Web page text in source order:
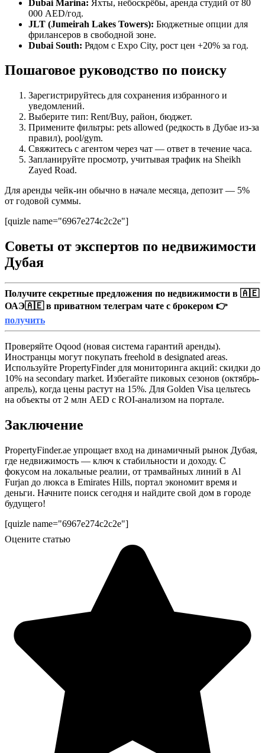
Dubai Marina: Яхты, небоскрёбы, аренда студий от 80
000 AED/год.
JLT (Jumeirah Lakes Towers): Бюджетные опции для
фрилансеров в свободной зоне.
Dubai South: Рядом с Expo City, рост цен +20% за год.
Пошаговое руководство по поиску
Зарегистрируйтесь для сохранения избранного и
уведомлений.
Выберите тип: Rent/Buy, район, бюджет.
Примените фильтры: pets allowed (редкость в Дубае из-за
правил), pool/gym.
Свяжитесь с агентом через чат — ответ в течение часа.
Запланируйте просмотр, учитывая трафик на Sheikh
Zayed Road.
Для аренды чейк-ин обычно в начале месяца, депозит — 5%
от годовой суммы.
[quizle name="6967e274c2c2e"]
Советы от экспертов по недвижимости
Дубая
Получите секретные предложения по недвижимости в 🇦🇪
ОАЭ🇦🇪 в приватном телеграм чате с брокером 👉
получить
Проверяйте Oqood (новая система гарантий аренды).
Иностранцы могут покупать freehold в designated areas.
Используйте PropertyFinder для мониторинга акций: скидки до
10% на secondary market. Избегайте пиковых сезонов (октябрь-
апрель), когда цены растут на 15%. Для Golden Visa цельтесь
на объекты от 2 млн AED с ROI-анализом на портале.
Заключение
PropertyFinder.ae упрощает вход на динамичный рынок Дубая,
где недвижимость — ключ к стабильности и доходу. С
фокусом на локальные реалии, от трамвайных линий в Al
Furjan до люкса в Emirates Hills, портал экономит время и
деньги. Начните поиск сегодня и найдите свой дом в городе
будущего!
[quizle name="6967e274c2c2e"]
Оцените статью